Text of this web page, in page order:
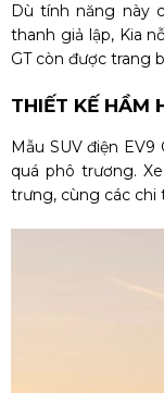
Dù tính năng này
thanh giả lập, Kia
GT còn được trang
THIẾT KẾ HẦM
Mẫu SUV điện
quá phô trương.
trưng, cùng các chi